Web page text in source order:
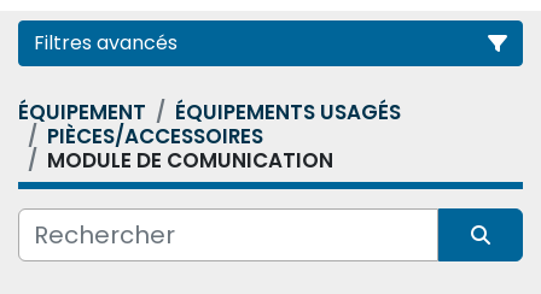
Filtres avancés
Catégorie
Condition
ÉQUIPEMENT
ÉQUIPEMENTS USAGÉS
PIÈCES/ACCESSOIRES
MODULE DE COMUNICATION